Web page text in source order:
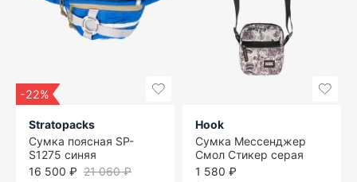
-22%
Stratopacks
Сумка поясная SP-
S1275 синяя
21 060 ₽
16 500 ₽
Hook
Сумка Мессенджер
Смол Стикер серая
1 580 ₽